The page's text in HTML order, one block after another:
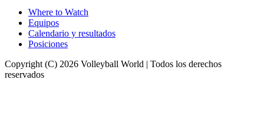
Where to Watch
Equipos
Calendario y resultados
Posiciones
Copyright (C) 2026 Volleyball World | Todos los derechos
reservados